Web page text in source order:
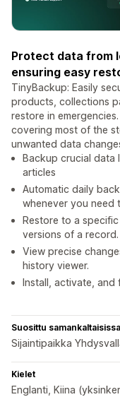
Protect data from
ensuring easy
TinyBackup: Easily
products, collections
restore in
covering most of the
unwanted data
Backup crucial
articles
Automatic daily
whenever you need
Restore to a
versions of a record.
View precise
history viewer.
Install, activate,
Suosittu
Sijaintipaikka
Kielet
Englanti, Kiina